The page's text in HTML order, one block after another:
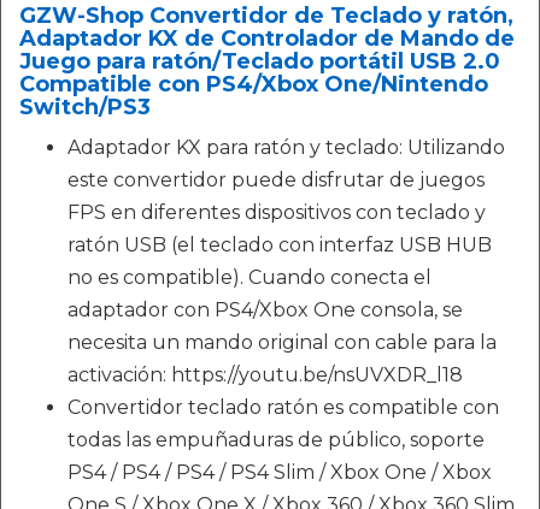
GZW-Shop Convertidor de Teclado y ratón,
Adaptador KX de Controlador de Mando de
Juego para ratón/Teclado portátil USB 2.0
Compatible con PS4/Xbox One/Nintendo
Switch/PS3
Adaptador KX para ratón y teclado: Utilizando
este convertidor puede disfrutar de juegos
FPS en diferentes dispositivos con teclado y
ratón USB (el teclado con interfaz USB HUB
no es compatible). Cuando conecta el
adaptador con PS4/Xbox One consola, se
necesita un mando original con cable para la
activación: https://youtu.be/nsUVXDR_l18
Convertidor teclado ratón es compatible con
todas las empuñaduras de público, soporte
PS4 / PS4 / PS4 / PS4 Slim / Xbox One / Xbox